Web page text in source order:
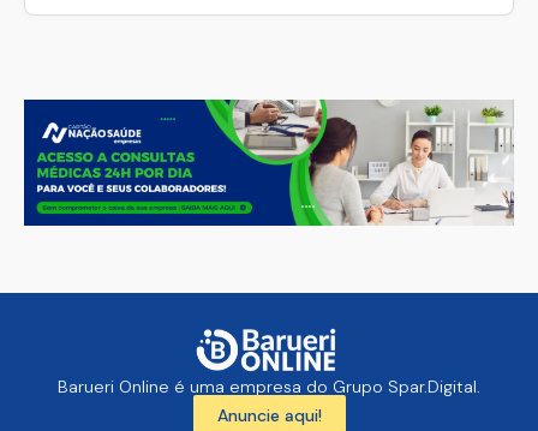
Barueri Online é uma empresa do Grupo Spar.Digital.
Anuncie aqui!